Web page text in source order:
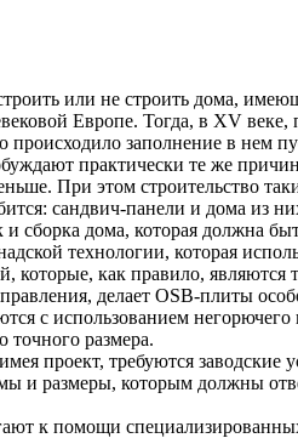
или не строить дома,
Европе. Тогда, в XV
происходило заполнение в нем
практически те же
При этом строительство
сандвич-панели и дома из
и сборка дома, которая должна
технологии, которая
которые, как правило,
делает OSB-плиты
с использованием
точного размера.
проект, требуются
и размеры, которым должны
к помощи